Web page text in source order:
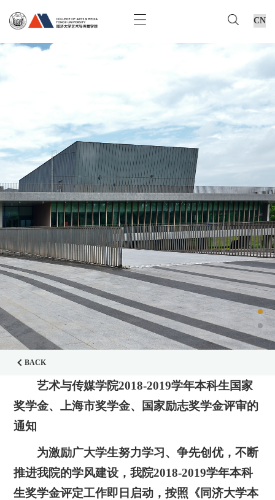
BACK
艺术与传媒学院2018-2019学年本科生国家
奖学金、上海市奖学金、国家励志奖学金评审的
通知
为激励广大学生努力学习、争先创优，不断
推进我院的学风建设，我院2018-2019学年本科
生奖学金评定工作即日启动，按照《同济大学本